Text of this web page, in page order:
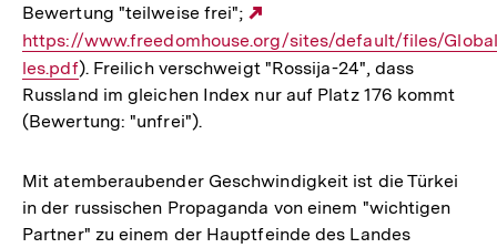
Bewertung "teilweise frei";
Link:
https://www.freedomhouse.org/sites/default/files/
les.pdf). Freilich verschweigt "Rossija-24", dass
Russland im gleichen Index nur auf Platz 176 kommt
(Bewertung: "unfrei").
Mit atemberaubender Geschwindigkeit ist die Türkei
in der russischen Propaganda von einem "wichtigen
Partner" zu einem der Hauptfeinde des Landes